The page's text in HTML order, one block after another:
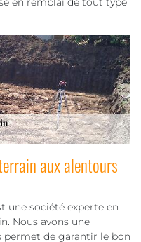
aux alentours
une société experte en
Nous avons une
permet de garantir le bon